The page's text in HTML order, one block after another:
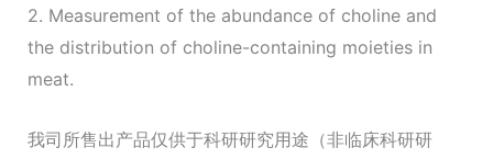
2. Measurement of the abundance of choline and
the distribution of choline-containing moieties in
meat.
我司所售出产品仅供于科研研究用途（非临床科研研